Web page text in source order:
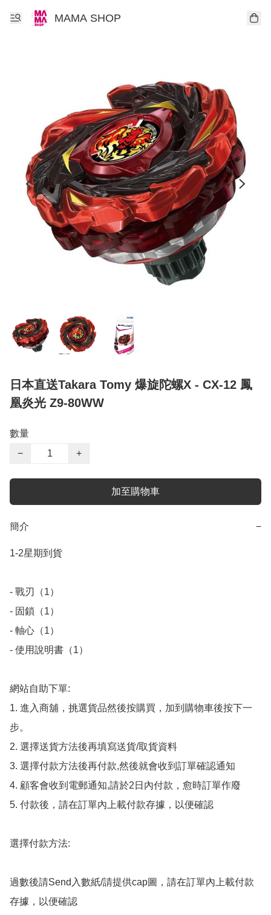
MAMA SHOP
日本直送Takara Tomy 爆旋陀螺X - CX-12 鳳
凰炎光 Z9-80WW
數量
−
+
加至購物車
簡介 −
1-2星期到貨
- 戰刃（1）
- 固鎖（1）
- 軸心（1）
﻿- 使用說明書（1）
網站自助下單:
1. 進入商舖，挑選貨品然後按購買，加到購物車後按下一
步。
2. 選擇送貨方法後再填寫送貨/取貨資料
3. 選擇付款方法後再付款,然後就會收到訂單確認通知
4. 顧客會收到電郵通知,請於2日內付款，愈時訂單作廢
5. 付款後，請在訂單內上載付款存據，以便確認
選擇付款方法:
過數後請Send入數紙/請提供cap圖，請在訂單內上載付款
存據，以便確認